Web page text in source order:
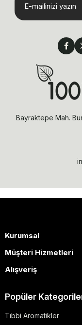
Bayraktepe Mah.
Kurumsal
Müşteri Hizmetleri
Alışveriş
Popüler
Tıbbi Aromatikler